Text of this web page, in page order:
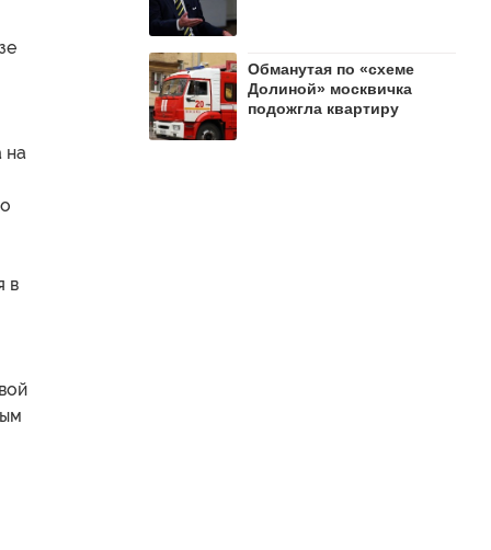
на
в
Обманутая по «схеме
Долиной» москвичка
подожгла квартиру